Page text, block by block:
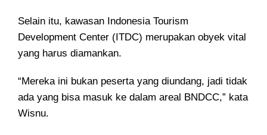
Selain itu, kawasan Indonesia Tourism
Development Center (ITDC) merupakan obyek vital
yang harus diamankan.
“Mereka ini bukan peserta yang diundang, jadi tidak
ada yang bisa masuk ke dalam areal BNDCC,” kata
Wisnu.